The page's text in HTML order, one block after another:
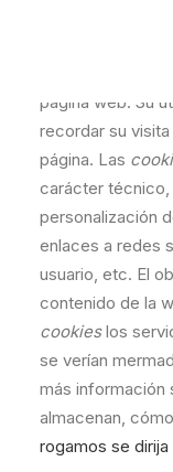
página web. Su
recordar su
página. Las
carácter
personalización
enlaces a redes
usuario, etc. El
contenido de la
cookieslos
se verían
más información
almacenan,
rogamos se